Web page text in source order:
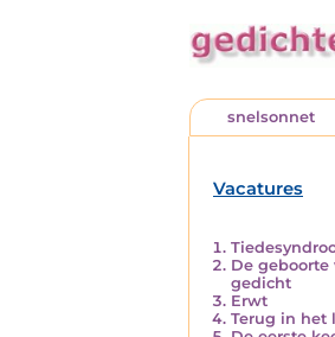
snelsonnet
Vacatures
De geboorte
gedicht
Erwt
Terug in het